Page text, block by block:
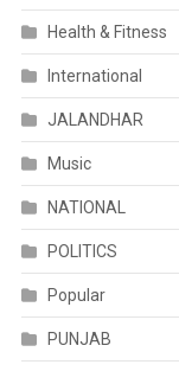
Health & Fitness
International
JALANDHAR
Music
NATIONAL
POLITICS
Popular
PUNJAB